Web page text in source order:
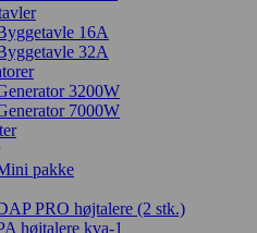
16A
32A
3200W
7000W
pakke
PRO højtalere (2 stk.)
højtalere kva-1